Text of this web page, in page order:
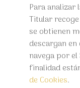
Para analizar
Titular
se obtienen
descargan
navega por
finalidad
de Cookies.